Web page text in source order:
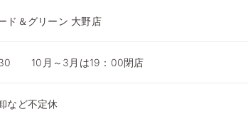
ド＆グリーン 大野店
10月～3月は19：00閉店
など不定休